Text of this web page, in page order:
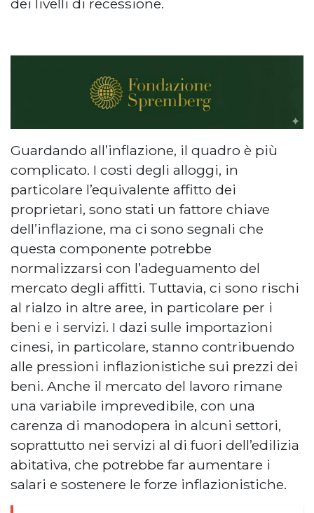
dei livelli di recessione.
Guardando all’inflazione, il quadro è più
complicato. I costi degli alloggi, in
particolare l’equivalente affitto dei
proprietari, sono stati un fattore chiave
dell’inflazione, ma ci sono segnali che
questa componente potrebbe
normalizzarsi con l’adeguamento del
mercato degli affitti. Tuttavia, ci sono rischi
al rialzo in altre aree, in particolare per i
beni e i servizi. I dazi sulle importazioni
cinesi, in particolare, stanno contribuendo
alle pressioni inflazionistiche sui prezzi dei
beni. Anche il mercato del lavoro rimane
una variabile imprevedibile, con una
carenza di manodopera in alcuni settori,
soprattutto nei servizi al di fuori dell’edilizia
abitativa, che potrebbe far aumentare i
salari e sostenere le forze inflazionistiche.